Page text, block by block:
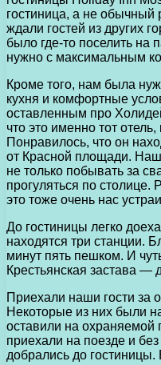
гостиница, а не обычный
ждали гостей из других
было где-то поселить на
нужно с максимальным
Кроме того, нам была
кухня и комфортные
оставленным про
что это именно тот
Понравилось, что он
от Красной площади.
не только побывать за
прогуляться по
это тоже очень нас
До гостиницы легко
находятся три станции.
минут пять пешком. И
Крестьянская застава —
Приехали наши гости за
Некоторые из них были
оставили на охраняемой
приехали на поезде и
добрались до гостиницы.